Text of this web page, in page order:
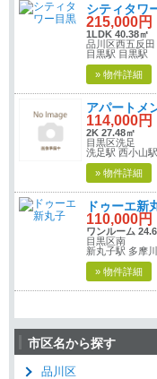
シティタワ
215,000円
1LDK 40.38㎡
品川区西五反田
目黒駅 目黒駅
» 物件詳細
アパートメ
114,000円
2K 27.48㎡
目黒区洗足
洗足駅 西小山駅
» 物件詳細
ドゥーエ新
110,000円
ワンルーム
目黒区南
新丸子駅 多摩
» 物件詳細
市区名から探す
品川区